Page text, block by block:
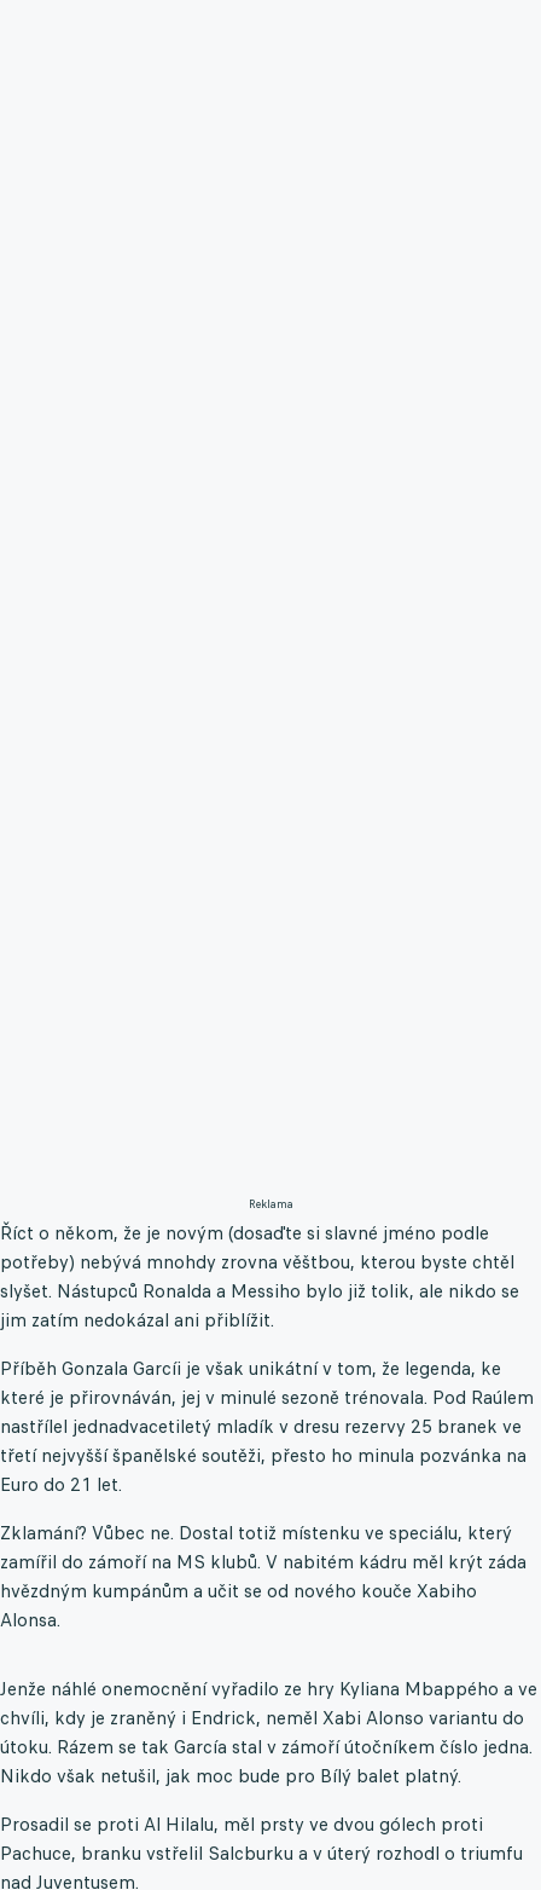
Reklama
Říct o někom, že je novým (dosaďte si slavné jméno podle
potřeby) nebývá mnohdy zrovna věštbou, kterou byste chtěl
slyšet. Nástupců Ronalda a Messiho bylo již tolik, ale nikdo se
jim zatím nedokázal ani přiblížit.
Příběh Gonzala Garcíi je však unikátní v tom, že legenda, ke
které je přirovnáván, jej v minulé sezoně trénovala. Pod Raúlem
nastřílel jednadvacetiletý mladík v dresu rezervy 25 branek ve
třetí nejvyšší španělské soutěži, přesto ho minula pozvánka na
Euro do 21 let.
Zklamání? Vůbec ne. Dostal totiž místenku ve speciálu, který
zamířil do zámoří na MS klubů. V nabitém kádru měl krýt záda
hvězdným kumpánům a učit se od nového kouče Xabiho
Alonsa.
Jenže náhlé onemocnění vyřadilo ze hry Kyliana Mbappého a ve
chvíli, kdy je zraněný i Endrick, neměl Xabi Alonso variantu do
útoku. Rázem se tak García stal v zámoří útočníkem číslo jedna.
Nikdo však netušil, jak moc bude pro Bílý balet platný.
Prosadil se proti Al Hilalu, měl prsty ve dvou gólech proti
Pachuce, branku vstřelil Salcburku a v úterý rozhodl o triumfu
nad Juventusem.